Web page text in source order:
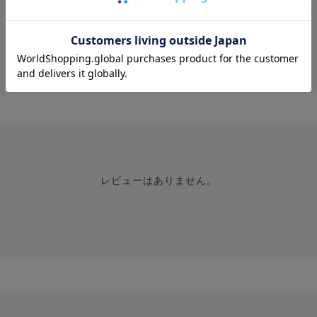
★
投稿画像はありません。
レビューはありません。